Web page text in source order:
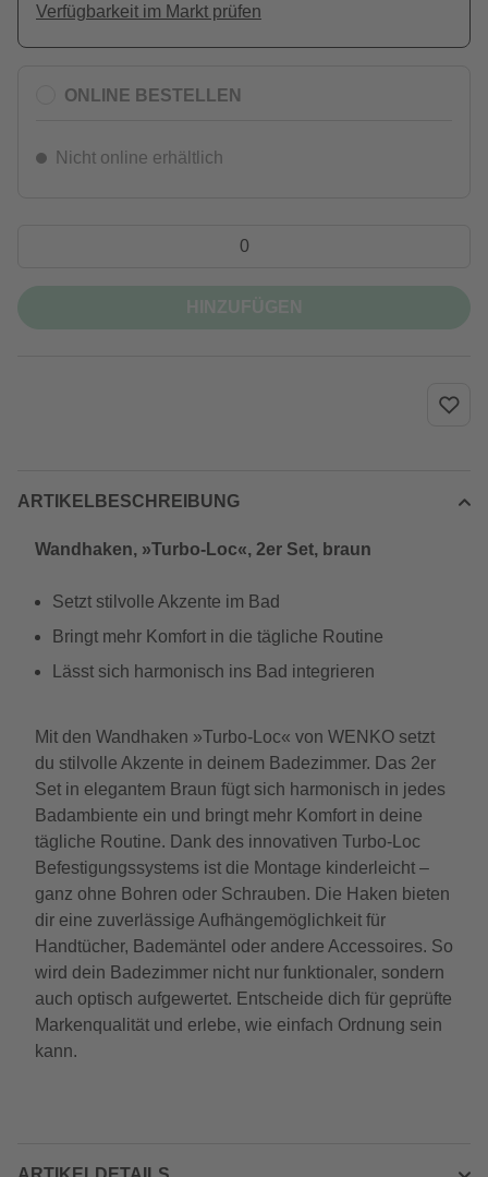
Verfügbarkeit im Markt prüfen
ONLINE BESTELLEN
Nicht online erhältlich
ARTIKELBESCHREIBUNG
Wandhaken, »Turbo-Loc«, 2er Set, braun
Setzt stilvolle Akzente im Bad
Bringt mehr Komfort in die tägliche Routine
Lässt sich harmonisch ins Bad integrieren
Mit den Wandhaken »Turbo-Loc« von WENKO setzt
du stilvolle Akzente in deinem Badezimmer. Das 2er
Set in elegantem Braun fügt sich harmonisch in jedes
Badambiente ein und bringt mehr Komfort in deine
tägliche Routine. Dank des innovativen Turbo-Loc
Befestigungssystems ist die Montage kinderleicht –
ganz ohne Bohren oder Schrauben. Die Haken bieten
dir eine zuverlässige Aufhängemöglichkeit für
Handtücher, Bademäntel oder andere Accessoires. So
wird dein Badezimmer nicht nur funktionaler, sondern
auch optisch aufgewertet. Entscheide dich für geprüfte
Markenqualität und erlebe, wie einfach Ordnung sein
kann.